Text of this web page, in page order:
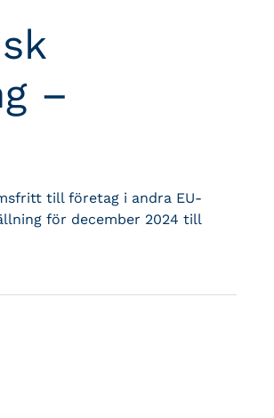
–
till företag i andra EU-
för december 2024 till